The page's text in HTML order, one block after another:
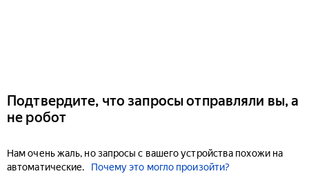
Подтвердите, что запросы отправляли вы, а
не робот
Нам очень жаль, но запросы с вашего устройства похожи на
автоматические.
Почему это могло произойти?